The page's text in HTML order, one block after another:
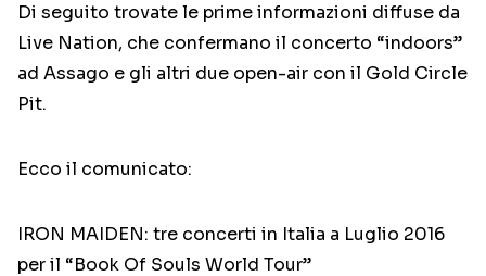
Di seguito trovate le prime informazioni diffuse da
Live Nation, che confermano il concerto “indoors”
ad Assago e gli altri due open-air con il Gold Circle
Pit.
Ecco il comunicato:
IRON MAIDEN: tre concerti in Italia a Luglio 2016
per il “Book Of Souls World Tour”